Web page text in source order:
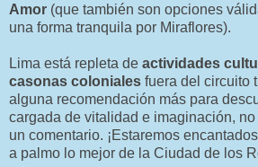
Amor (que también son opciones
una forma tranquila por Miraflores).
Lima está repleta de actividades
casonas coloniales fuera del circuito
alguna recomendación más para
cargada de vitalidad e imaginación,
un comentario. ¡Estaremos
a palmo lo mejor de la Ciudad de los